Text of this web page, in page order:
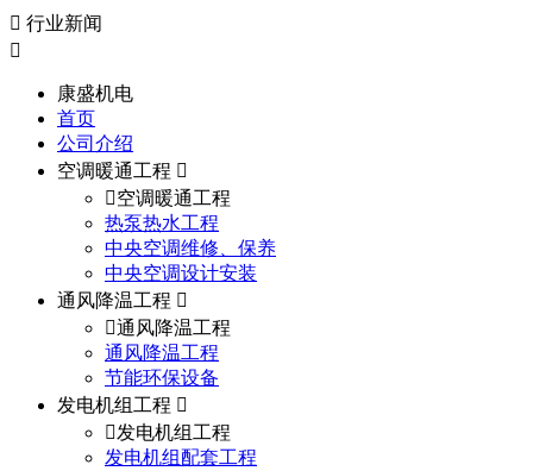
行业新闻
康盛机电
首页
公司介绍
空调暖通工程
空调暖通工程
热泵热水工程
中央空调维修、保养
中央空调设计安装
通风降温工程
通风降温工程
通风降温工程
节能环保设备
发电机组工程
发电机组工程
发电机组配套工程